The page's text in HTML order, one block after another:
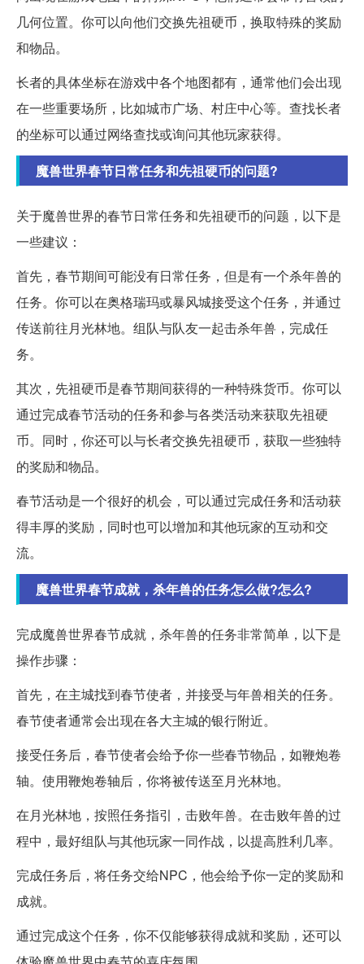
几何位置。你可以向他们交换先祖硬币，换取特殊的奖励
和物品。
长者的具体坐标在游戏中各个地图都有，通常他们会出现
在一些重要场所，比如城市广场、村庄中心等。查找长者
的坐标可以通过网络查找或询问其他玩家获得。
魔兽世界春节日常任务和先祖硬币的问题?
关于魔兽世界的春节日常任务和先祖硬币的问题，以下是
一些建议：
首先，春节期间可能没有日常任务，但是有一个杀年兽的
任务。你可以在奥格瑞玛或暴风城接受这个任务，并通过
传送前往月光林地。组队与队友一起击杀年兽，完成任
务。
其次，先祖硬币是春节期间获得的一种特殊货币。你可以
通过完成春节活动的任务和参与各类活动来获取先祖硬
币。同时，你还可以与长者交换先祖硬币，获取一些独特
的奖励和物品。
春节活动是一个很好的机会，可以通过完成任务和活动获
得丰厚的奖励，同时也可以增加和其他玩家的互动和交
流。
魔兽世界春节成就，杀年兽的任务怎么做?怎么?
完成魔兽世界春节成就，杀年兽的任务非常简单，以下是
操作步骤：
首先，在主城找到春节使者，并接受与年兽相关的任务。
春节使者通常会出现在各大主城的银行附近。
接受任务后，春节使者会给予你一些春节物品，如鞭炮卷
轴。使用鞭炮卷轴后，你将被传送至月光林地。
在月光林地，按照任务指引，击败年兽。在击败年兽的过
程中，最好组队与其他玩家一同作战，以提高胜利几率。
完成任务后，将任务交给NPC，他会给予你一定的奖励和
成就。
通过完成这个任务，你不仅能够获得成就和奖励，还可以